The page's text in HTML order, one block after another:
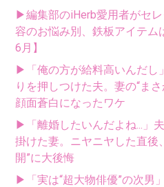
▶編集部のiHerb愛用者がセ
容のお悩み別、鉄板アイテム
6月】
▶「俺の方が給料高いんだし
りを押しつけた夫。妻の“ま
顔面蒼白になったワケ
▶「離婚したいんだよね...」
掛けた妻。ニヤニヤした直後
開”に大後悔
▶「実は“超大物俳優”の次男